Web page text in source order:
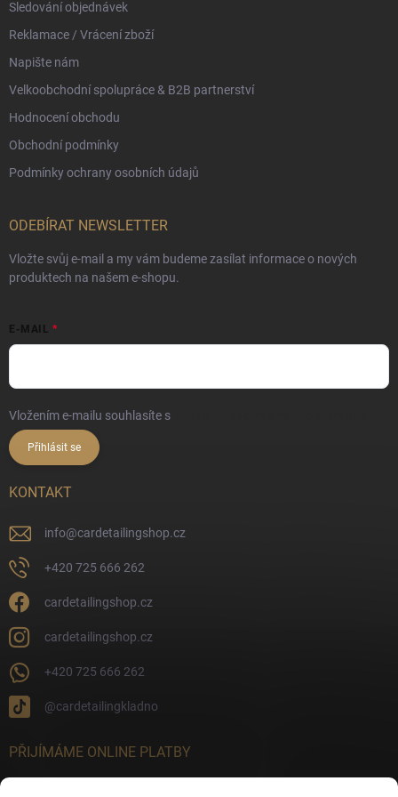
Sledování objednávek
Reklamace / Vrácení zboží
Napište nám
Velkoobchodní spolupráce & B2B partnerství
Hodnocení obchodu
Obchodní podmínky
Podmínky ochrany osobních údajů
ODEBÍRAT NEWSLETTER
Vložte svůj e-mail a my vám budeme zasílat informace o nových
produktech na našem e-shopu.
E-MAIL
Vložením e-mailu souhlasíte s
Přihlásit se
KONTAKT
info@cardetailingshop.cz
+420 725 666 262
cardetailingshop.cz
cardetailingshop.cz
+420 725 666 262
@cardetailingkladno
PŘIJÍMÁME ONLINE PLATBY